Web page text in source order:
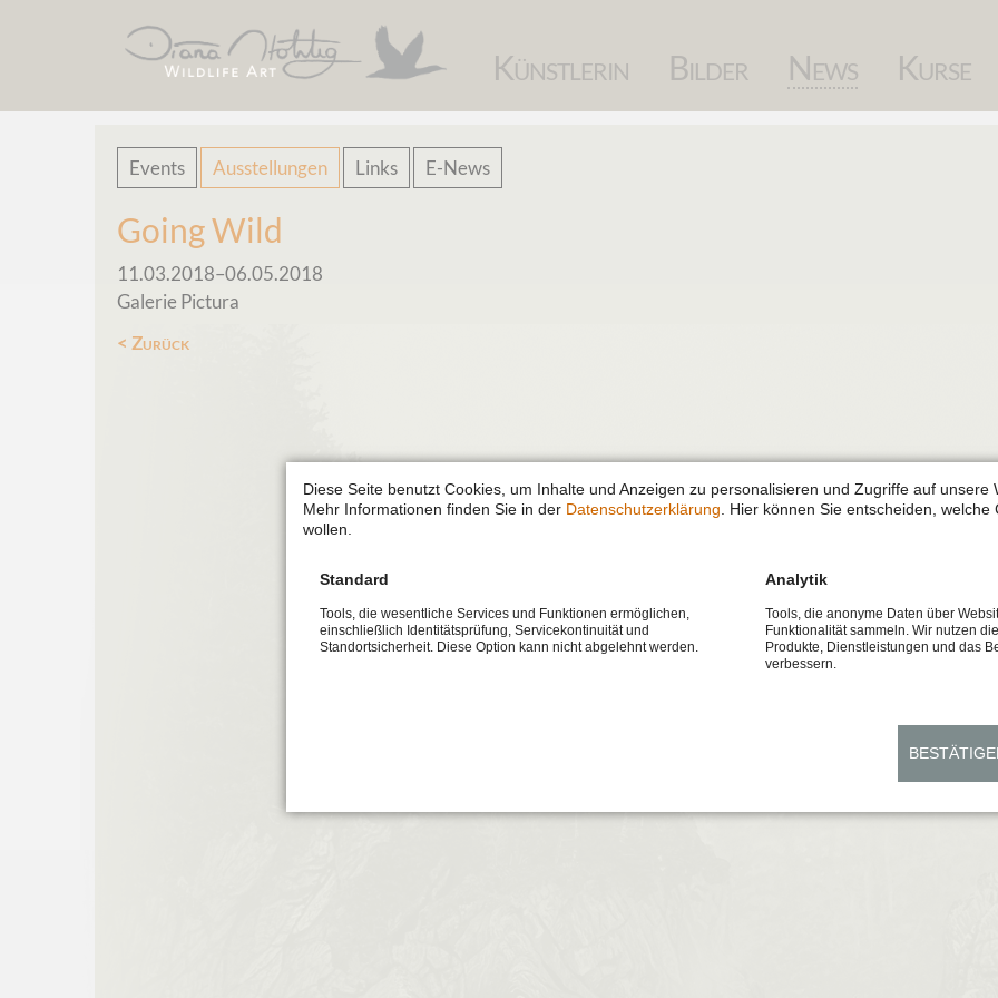
Navigation
Künstlerin Bilder News Kurse
Navigation
überspringen
Events Ausstellungen Links E-News
Going Wild
11.03.2018–06.05.2018
Galerie Pictura
Zurück
Diese Seite benutzt Cookies, um Inhalte und Anzeigen zu personalisieren und Zugriffe auf unsere
Mehr Informationen finden Sie in der Datenschutzerklärung . Hier können Sie entscheiden,
wollen.
Standard
Tools, die wesentliche Services und Funktionen ermöglichen,
einschließlich Identitätsprüfung, Servicekontinuität und
Standortsicherheit. Diese Option kann nicht abgelehnt werden.
Analytik
Tools, die anonyme Daten über
Funktionalität sammeln. Wir nutzen
Produkte, Dienstleistungen und das
verbessern.